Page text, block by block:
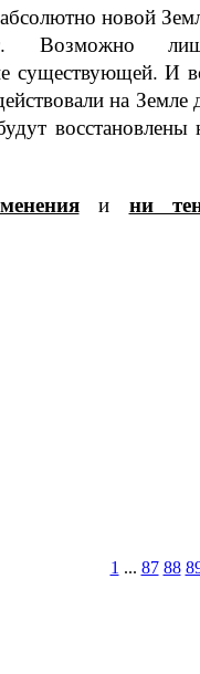
новой
Воз­можно
существующей. И
на Земле
вос­становлены
и ни
1 ... 87 88